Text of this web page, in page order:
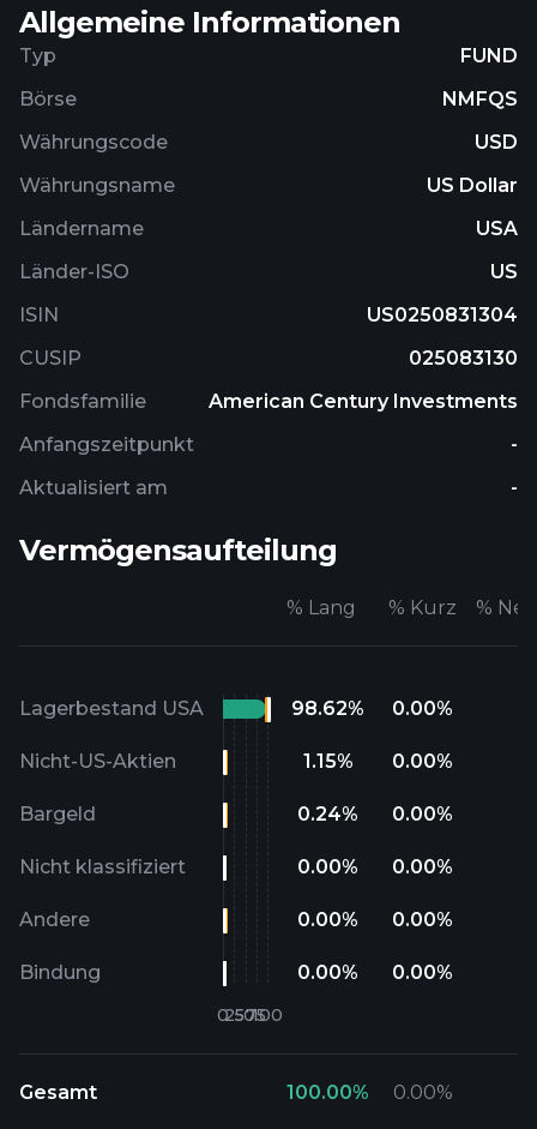
governance) characteristics.
Allgemeine Informationen
Typ
FUND
Börse
NMFQS
Währungscode
USD
Währungsname
US Dollar
Ländername
USA
Länder-ISO
US
ISIN
US0250831304
CUSIP
025083130
Fondsfamilie
American Century Investments
Anfangszeitpunkt
-
Aktualisiert am
-
Vermögensaufteilung
% Lang % Kurz %
Lagerbestand USA 98.62% 0.00%
Nicht-US-Aktien 1.15% 0.00%
Bargeld 0.24% 0.00%
Nicht klassifiziert 0.00% 0.00%
Andere 0.00% 0.00%
Bindung 0.00% 0.00%
Gesamt 100.00% 0.00%